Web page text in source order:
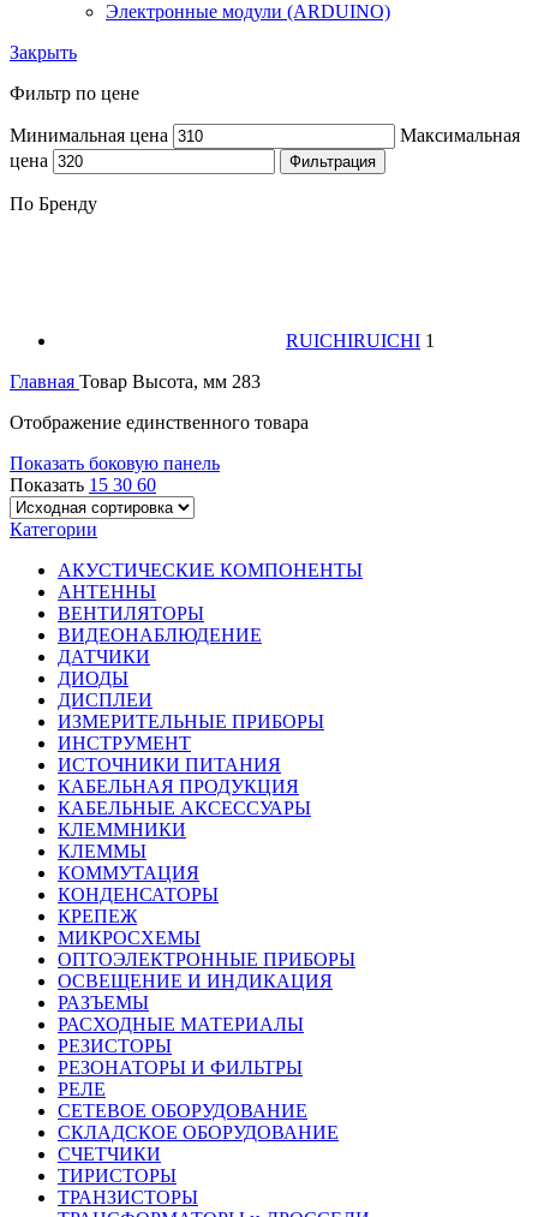
Электронные модули (ARDUINO)
Закрыть
Фильтр по цене
Минимальная цена
Максимальная
цена
Фильтрация
По Бренду
RUICHIRUICHI 1
Главная Товар Высота, мм 283
Отображение единственного товара
Показать боковую панель
Показать 15 30 60
Категории
АКУСТИЧЕСКИЕ КОМПОНЕНТЫ
АНТЕННЫ
ВЕНТИЛЯТОРЫ
ВИДЕОНАБЛЮДЕНИЕ
ДАТЧИКИ
ДИОДЫ
ДИСПЛЕИ
ИЗМЕРИТЕЛЬНЫЕ ПРИБОРЫ
ИНСТРУМЕНТ
ИСТОЧНИКИ ПИТАНИЯ
КАБЕЛЬНАЯ ПРОДУКЦИЯ
КАБЕЛЬНЫЕ АКСЕССУАРЫ
КЛЕММНИКИ
КЛЕММЫ
КОММУТАЦИЯ
КОНДЕНСАТОРЫ
КРЕПЕЖ
МИКРОСХЕМЫ
ОПТОЭЛЕКТРОННЫЕ ПРИБОРЫ
ОСВЕЩЕНИЕ И ИНДИКАЦИЯ
РАЗЪЕМЫ
РАСХОДНЫЕ МАТЕРИАЛЫ
РЕЗИСТОРЫ
РЕЗОНАТОРЫ И ФИЛЬТРЫ
РЕЛЕ
СЕТЕВОЕ ОБОРУДОВАНИЕ
СКЛАДСКОЕ ОБОРУДОВАНИЕ
СЧЕТЧИКИ
ТИРИСТОРЫ
ТРАНЗИСТОРЫ